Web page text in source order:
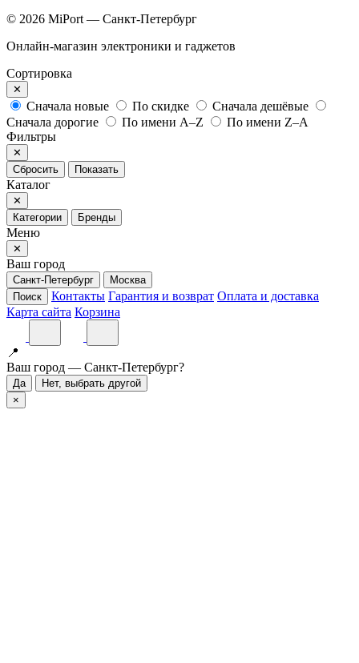
© 2026 MiPort — Санкт-Петербург
Онлайн-магазин электроники и гаджетов
Сортировка
✕
Сначала новые По скидке
Сначала дешёвые
Сначала дорогие
По имени A–Z
По имени Z–A
Фильтры
✕
Сбросить
Показать
Каталог
✕
Категории
Бренды
Меню
✕
Ваш город
Санкт-Петербург
Москва
Поиск
Контакты Гарантия и возврат Оплата и доставка
Карта сайта Корзина
📍
Ваш город — Санкт-Петербург?
Да
Нет, выбрать другой
×